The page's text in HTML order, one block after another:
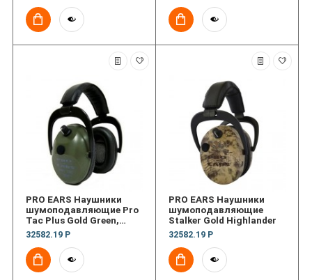
PRO EARS Наушники
шумоподавляющие Pro
Tac Plus Gold Green,
Lithium 123 Batt
32582.19 Р
PRO EARS Наушники
шумоподавляющие
Stalker Gold Highlander
32582.19 Р